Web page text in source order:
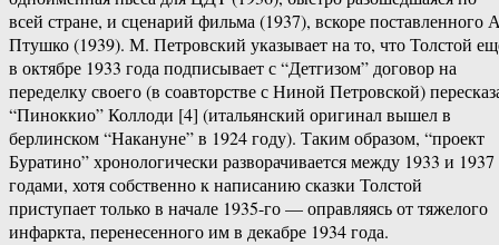
всей стране, и сценарий фильма (1937), вскоре поставленного
Птушко (1939). М. Петровский указывает на то, что Толстой
в октябре 1933 года подписывает с “Детгизом” договор на
переделку своего (в соавторстве с Ниной Петровской)
“Пиноккио” Коллоди [4] (итальянский оригинал вышел в
берлинском “Накануне” в 1924 году). Таким образом, “проект
Буратино” хронологически разворачивается между 1933 и 1937
годами, хотя собственно к написанию сказки Толстой
приступает только в начале 1935-го — оправляясь от тяжелого
инфаркта, перенесенного им в декабре 1934 года.